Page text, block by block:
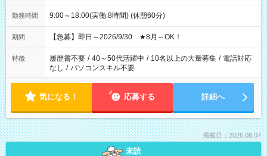
勤務時間 9:00～18:00(実働:8時間) (休憩60分)
期間 【急募】即日～2026/9/30 ★8月～OK！
特徴 履歴書不要 / 40～50代活躍中 / 10名以上の大量募集 / 電話対応
なし / パソコンスキル不要
気になる！ 応募する 詳細へ
掲載日：2026.08.07
未読